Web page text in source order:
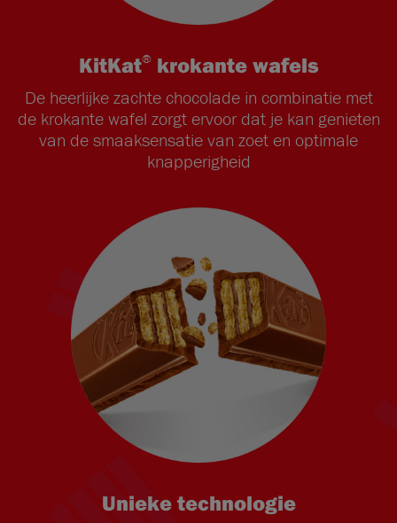
KitKat®krokante wafels
De heerlijke zachte chocolade in combinatie met
de krokante wafel zorgt ervoor dat je kan genieten
van de smaaksensatie van zoet en optimale
knapperigheid
Unieke technologie